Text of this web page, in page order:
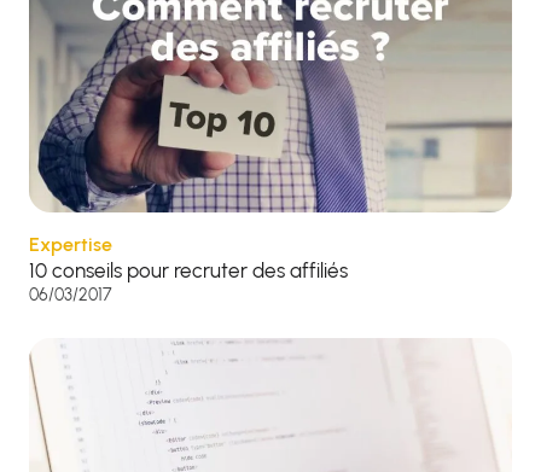
Expertise
10 conseils pour recruter des affiliés
06/03/2017